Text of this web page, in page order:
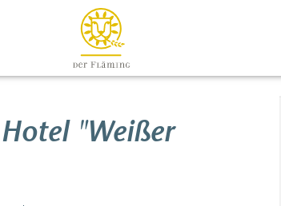
"Weißer